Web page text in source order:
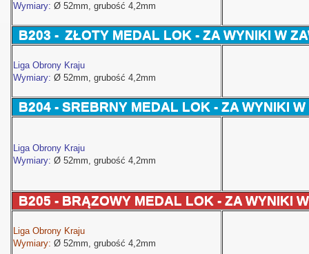
Wymiary: Ø 52mm, grubość 4,2mm
B203 - ZŁOTY MEDAL LOK - ZA WYNIKI W
Liga Obrony Kraju
Wymiary: Ø 52mm, grubość 4,2mm
B204 - SREBRNY MEDAL LOK - ZA WYNIKI
Liga Obrony Kraju
Wymiary: Ø 52mm, grubość 4,2mm
B205 - BRĄZOWY MEDAL LOK - ZA WYNIKI
Liga Obrony Kraju
Wymiary: Ø 52mm, grubość 4,2mm